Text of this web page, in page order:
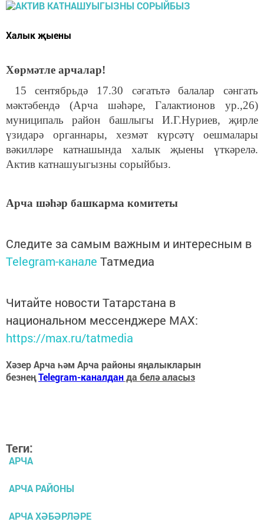
Халык җыены
Хөрмәтле арчалар!
15 сентябрьдә 17.30 сәгатьтә балалар сәнгать
мәктәбендә (Арча шәһәре, Галактионов ур.,26)
муниципаль район башлыгы И.Г.Нуриев, җирле
үзидарә органнары, хезмәт күрсәтү оешмалары
вәкилләре катнашында халык җыены үткәрелә.
Актив катнашуыгызны сорыйбыз.
Арча шәһәр башкарма комитеты
Следите за самым важным и интересным в
Telegram-канале Татмедиа
Читайте новости Татарстана в
национальном мессенджере MАХ:
https://max.ru/tatmedia
Хәзер Арча һәм Арча районы яңалыкларын
безнеңTelegram-каналданда белә аласыз
Теги:
АРЧА
АРЧА РАЙОНЫ
АРЧА ХӘБӘРЛӘРЕ